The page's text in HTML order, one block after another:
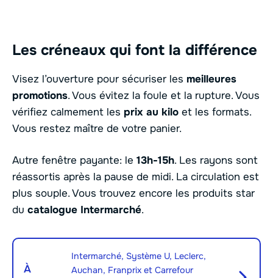
Les créneaux qui font la différence
Visez l’ouverture pour sécuriser les meilleures
promotions. Vous évitez la foule et la rupture. Vous
vérifiez calmement les prix au kilo et les formats.
Vous restez maître de votre panier.
Autre fenêtre payante: le 13h-15h. Les rayons sont
réassortis après la pause de midi. La circulation est
plus souple. Vous trouvez encore les produits star
du catalogue Intermarché.
À
Intermarché, Système U, Leclerc,
Auchan, Franprix et Carrefour